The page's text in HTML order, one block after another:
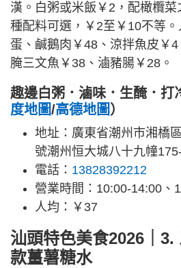
漢。白粥或米飯￥2，配橄欖菜
種配料可選，￥2至￥10不等
蛋、鹹鵝肉￥48、涼拌魚皮￥
腌三文魚￥38、滷豬腸￥28。
趣邊白粥．滷味．生醃．
度地圖/高德地圖 ）
地址：廣東省潮州市湘橋
號潮州恒大城八十九幢
電話： 13828392212
營業時間：10:00-14:00、
人均：￥37
汕頭特色美食2026｜3.
款薑薯糖水